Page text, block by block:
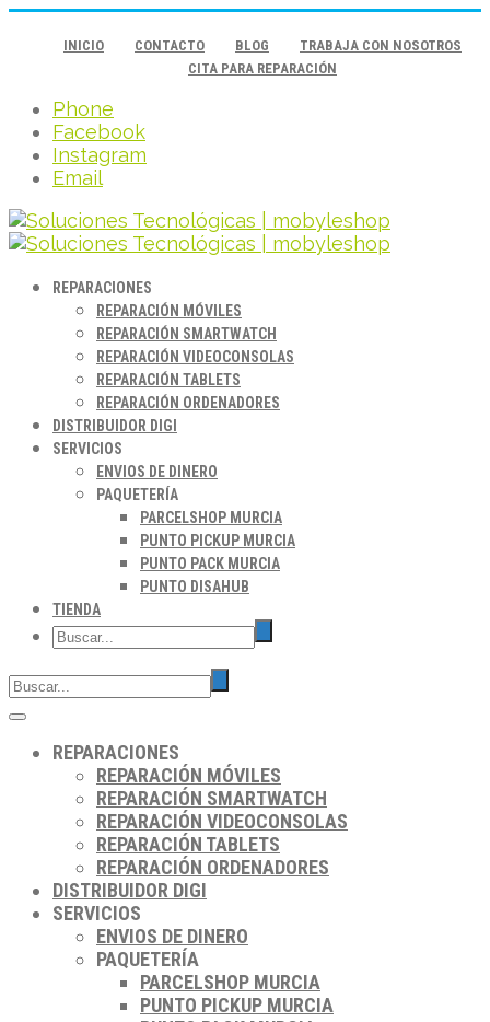
INICIO CONTACTO BLOG
TRABAJA CON NOSOTROS
CITA PARA REPARACIÓN
Phone
Facebook
Instagram
Email
REPARACIONES
REPARACIÓN MÓVILES
REPARACIÓN SMARTWATCH
REPARACIÓN VIDEOCONSOLAS
REPARACIÓN TABLETS
REPARACIÓN ORDENADORES
DISTRIBUIDOR DIGI
SERVICIOS
ENVIOS DE DINERO
PAQUETERÍA
PARCELSHOP MURCIA
PUNTO PICKUP MURCIA
PUNTO PACK MURCIA
PUNTO DISAHUB
TIENDA
REPARACIONES
REPARACIÓN MÓVILES
REPARACIÓN SMARTWATCH
REPARACIÓN VIDEOCONSOLAS
REPARACIÓN TABLETS
REPARACIÓN ORDENADORES
DISTRIBUIDOR DIGI
SERVICIOS
ENVIOS DE DINERO
PAQUETERÍA
PARCELSHOP MURCIA
PUNTO PICKUP MURCIA